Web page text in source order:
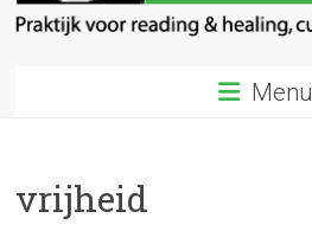
Levensbloem
en
Menu
vrijheid